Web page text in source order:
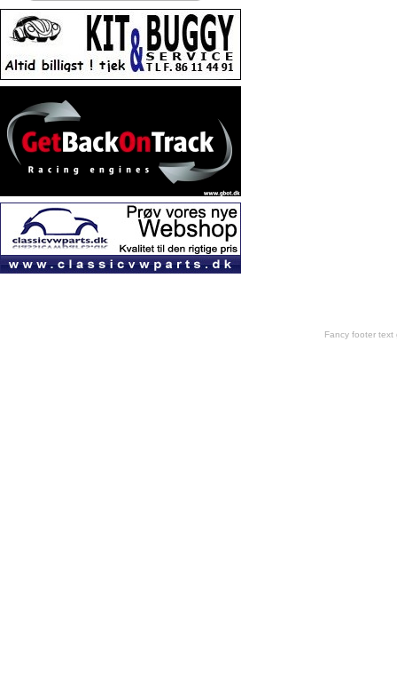
Fancy footer